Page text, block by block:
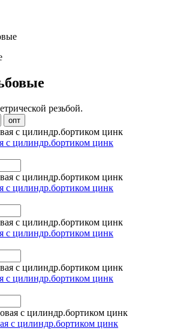
резьбой.
опт
с цилиндр.бортиком цинк
с цилиндр.бортиком цинк
с цилиндр.бортиком цинк
с цилиндр.бортиком цинк
с цилиндр.бортиком цинк